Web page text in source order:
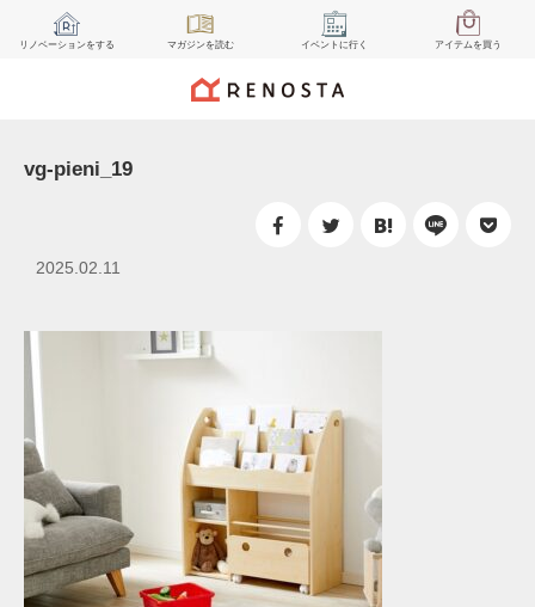
リノベーションをする マガジンを読む イベント に行く アイテムを買う
vg-pieni_19
2025.02.11